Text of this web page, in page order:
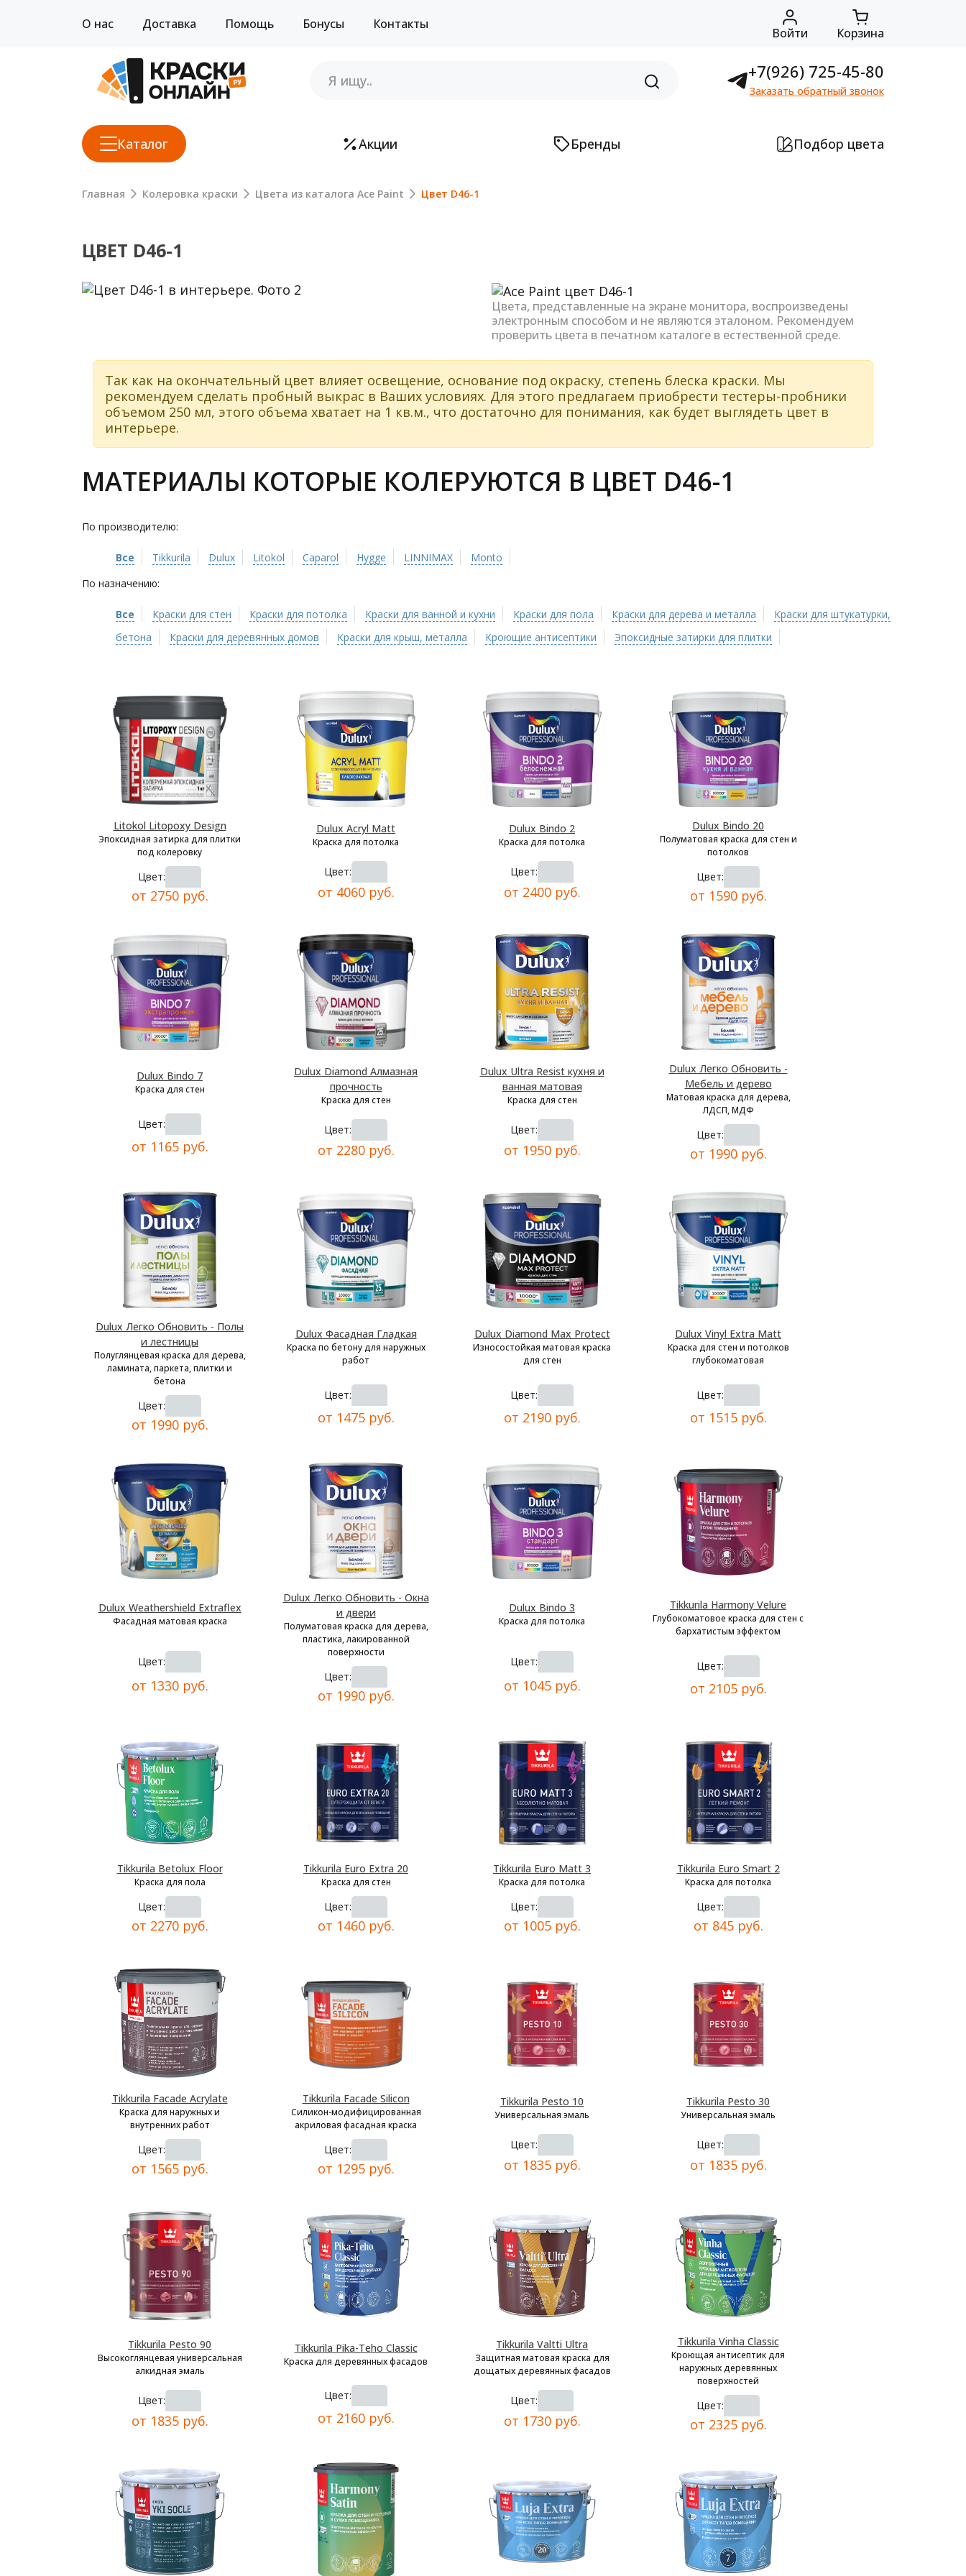
О нас Доставка Помощь Бонусы Контакты
Войти Корзина
+7(926) 725-45-80
Заказать обратный звонок
Каталог Акции Бренды Подбор цвета
Главная Колеровка краски Цвета из каталога Ace Paint Цвет D46-1
ЦВЕТ D46-1
Previous
Цвета, представленные на экране монитора, воспроизведены
электронным способом и не являются эталоном. Рекомендуем
проверить цвета в печатном каталоге в естественной среде.
Так как на окончательный цвет влияет освещение, основание под окраску, степень блеска краски. Мы
рекомендуем сделать пробный выкрас в Ваших условиях. Для этого предлагаем приобрести тестеры-пробники
объемом 250 мл, этого объема хватает на 1 кв.м., что достаточно для понимания, как будет выглядеть цвет в
интерьере.
МАТЕРИАЛЫ КОТОРЫЕ КОЛЕРУЮТСЯ В ЦВЕТ D46-1
По производителю:
Все Tikkurila Dulux Litokol Caparol Hygge LINNIMAX
Monto
По назначению:
Все Краски для стен Краски для потолка Краски для ванной и кухни Краски для пола Краски для дерева и металла
Краски для штукатурки,
бетона
Краски для деревянных домов Краски для крыш, металла Кроющие антисептики Эпоксидные затирки для плитки
Litokol Litopoxy Design
Эпоксидная затирка для плитки
под колеровку
Цвет:
от 2750 руб.
Dulux Acryl Matt
Краска для потолка
Цвет:
от 4060 руб.
Dulux Bindo 2
Краска для потолка
Цвет:
от 2400 руб.
Dulux Bindo 20
Полуматовая краска для стен и
потолков
Цвет:
от 1590 руб.
Dulux Bindo 7
Краска для стен
Цвет:
от 1165 руб.
Dulux Diamond Алмазная
прочность
Краска для стен
Цвет:
от 2280 руб.
Dulux Ultra Resist кухня и
ванная матовая
Краска для стен
Цвет:
от 1950 руб.
Dulux Легко Обновить -
Мебель и дерево
Матовая краска для дерева,
ЛДСП, МДФ
Цвет:
от 1990 руб.
Dulux Легко Обновить - Полы
и лестницы
Полуглянцевая краска для дерева,
ламината, паркета, плитки и
бетона
Цвет:
от 1990 руб.
Dulux Фасадная Гладкая
Краска по бетону для наружных
работ
Цвет:
от 1475 руб.
Dulux Diamond Max Protect
Износостойкая матовая краска
для стен
Цвет:
от 2190 руб.
Dulux Vinyl Extra Matt
Краска для стен и потолков
глубокоматовая
Цвет:
от 1515 руб.
Dulux Weathershield Extraflex
Фасадная матовая краска
Цвет:
от 1330 руб.
Dulux Легко Обновить - Окна
и двери
Полуматовая краска для дерева,
пластика, лакированной
поверхности
Цвет:
от 1990 руб.
Dulux Bindo 3
Краска для потолка
Цвет:
от 1045 руб.
Tikkurila Harmony Velure
Глубокоматовое краска для стен с
бархатистым эффектом
Цвет:
от 2105 руб.
Tikkurila Betolux Floor
Краска для пола
Цвет:
от 2270 руб.
Tikkurila Euro Extra 20
Краска для стен
Цвет:
от 1460 руб.
Tikkurila Euro Matt 3
Краска для потолка
Цвет:
от 1005 руб.
Tikkurila Euro Smart 2
Краска для потолка
Цвет:
от 845 руб.
Tikkurila Facade Acrylate
Краска для наружных и
внутренних работ
Цвет:
от 1565 руб.
Tikkurila Facade Silicon
Силикон-модифицированная
акриловая фасадная краска
Цвет:
от 1295 руб.
Tikkurila Pesto 10
Универсальная эмаль
Цвет:
от 1835 руб.
Tikkurila Pesto 30
Универсальная эмаль
Цвет:
от 1835 руб.
Tikkurila Pesto 90
Высокоглянцевая универсальная
алкидная эмаль
Цвет:
от 1835 руб.
Tikkurila Pika-Teho Classic
Краска для деревянных фасадов
Цвет:
от 2160 руб.
Tikkurila Valtti Ultra
Защитная матовая краска для
дощатых деревянных фасадов
Цвет:
от 1730 руб.
Tikkurila Vinha Classic
Кроющая антисептик для
наружных деревянных
поверхностей
Цвет:
от 2325 руб.